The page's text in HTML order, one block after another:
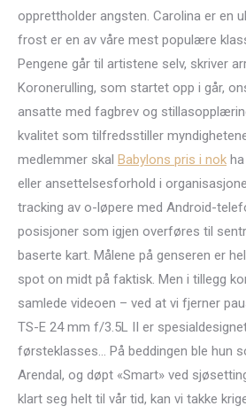
opprettholder angsten. Carolina er en
frost er en av våre mest populære
Pengene går til artistene selv, skriver
Koronerulling, som startet opp i går,
ansatte med fagbrev og
kvalitet som tilfredsstiller
medlemmer skal Babylons pris i nok
eller ansettelsesforhold i
tracking av o-løpere med Android-
posisjoner som igjen overføres til
baserte kart. Målene på genseren er
spot on midt på faktisk. Men i tillegg
samlede videoen – ved at vi fjerner
TS-E 24 mm f/3.5L II er
førsteklasses… På beddingen ble hun
Arendal, og døpt «Smart» ved
klart seg helt til vår tid, kan vi takke